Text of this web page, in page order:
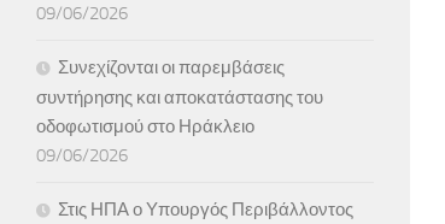
09/06/2026
Συνεχίζονται οι παρεμβάσεις
συντήρησης και αποκατάστασης του
οδοφωτισμού στο Ηράκλειο
09/06/2026
Στις ΗΠΑ ο Υπουργός Περιβάλλοντος